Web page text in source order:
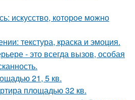
искусство, которое можно
текстура, краска и эмоция.
- это всегда вызов, особая
21, 5 кв.
площадью 32 кв.